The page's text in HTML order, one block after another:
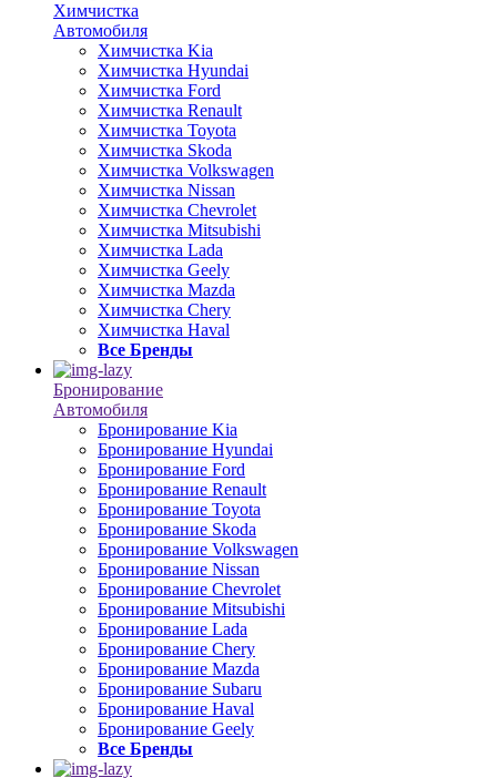
Химчистка
Автомобиля
Химчистка Kia
Химчистка Hyundai
Химчистка Ford
Химчистка Renault
Химчистка Toyota
Химчистка Skoda
Химчистка Volkswagen
Химчистка Nissan
Химчистка Chevrolet
Химчистка Mitsubishi
Химчистка Lada
Химчистка Geely
Химчистка Mazda
Химчистка Chery
Химчистка Haval
Все Бренды
Бронирование
Автомобиля
Бронирование Kia
Бронирование Hyundai
Бронирование Ford
Бронирование Renault
Бронирование Toyota
Бронирование Skoda
Бронирование Volkswagen
Бронирование Nissan
Бронирование Chevrolet
Бронирование Mitsubishi
Бронирование Lada
Бронирование Chery
Бронирование Mazda
Бронирование Subaru
Бронирование Haval
Бронирование Geely
Все Бренды